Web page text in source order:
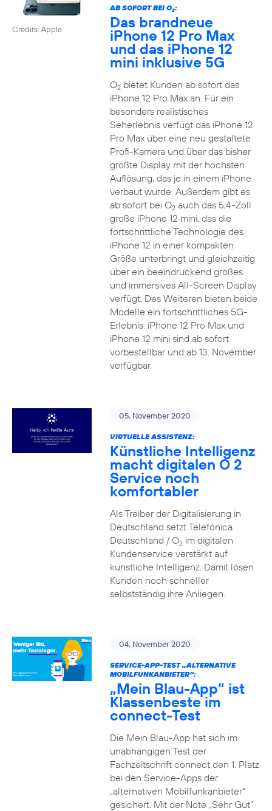
Credits: Apple
AB SOFORT BEI O2:
Das brandneue
iPhone 12 Pro Max
und das iPhone 12
mini inklusive 5G
O2bietet Kunden ab sofort das
iPhone 12 Pro Max an. Für ein
besonders realistisches
Seherlebnis verfügt das iPhone 12
Pro Max über eine neu gestaltete
Profi-Kamera und über das bisher
größte Display mit der höchsten
Auflösung, das je in einem iPhone
verbaut wurde. Außerdem gibt es
ab sofort bei O2auch das 5,4-Zoll
große iPhone 12 mini, das die
fortschrittliche Technologie des
iPhone 12 in einer kompakten
Größe unterbringt und gleichzeitig
über ein beeindruckend großes
und immersives All-Screen Display
verfügt. Des Weiteren bieten beide
Modelle ein fortschrittliches 5G-
Erlebnis. iPhone 12 Pro Max und
iPhone 12 mini sind ab sofort
vorbestellbar und ab 13. November
verfügbar.
05. November 2020
VIRTUELLE ASSISTENZ:
Künstliche Intelligenz
macht digitalen O 2
Service noch
komfortabler
Als Treiber der Digitalisierung in
Deutschland setzt Telefónica
Deutschland / O2im digitalen
Kundenservice verstärkt auf
künstliche Intelligenz. Damit lösen
Kunden noch schneller
selbstständig ihre Anliegen.
04. November 2020
SERVICE-APP-TEST „ALTERNATIVE
MOBILFUNKANBIETER“:
„Mein Blau-App” ist
Klassenbeste im
connect-Test
Die Mein Blau-App hat sich im
unabhängigen Test der
Fachzeitschrift connect den 1. Platz
bei den Service-Apps der
„alternativen Mobilfunkanbieter“
gesichert. Mit der Note „Sehr Gut“